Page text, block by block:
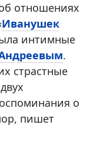
отношениях
Иванушек
интимные
.
страстные
о
пишет